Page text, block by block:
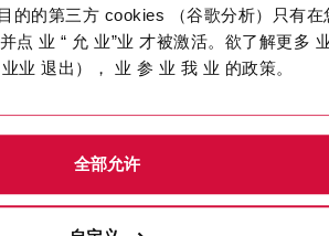
的的第三方 cookies （谷歌分析）只有在
点 业 “ 允 业”业 才被激活。欲了解更多
业 退出）， 业 参 业 我 业 的政策。
全部允许